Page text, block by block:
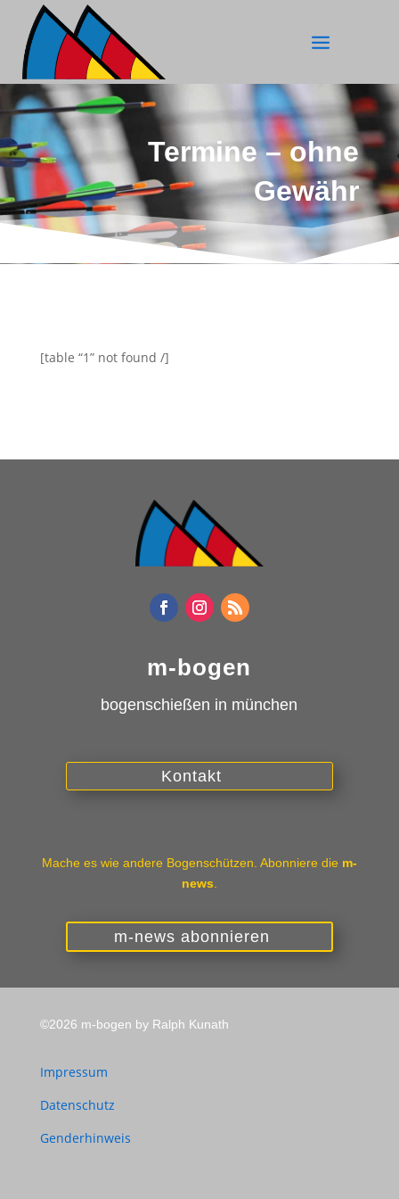
Termine – ohne
Gewähr
[table “1” not found /]
m-bogen
bogenschießen in münchen
Kontakt
Mache es wie andere Bogenschützen. Abonniere die m-
news
m-news abonnieren
©2026 m-bogen by Ralph Kunath
Impressum
Datenschutz
Genderhinweis